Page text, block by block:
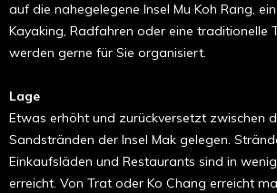
auf die nahegelegene Insel Mu Koh Rang,
Kayaking, Radfahren oder eine traditionelle
werden gerne für Sie organisiert.
Lage
Etwas erhöht und zurückversetzt zwischen
Sandstränden der Insel Mak gelegen.
Einkaufsläden und Restaurants sind in
erreicht. Von Trat oder Ko Chang erreicht